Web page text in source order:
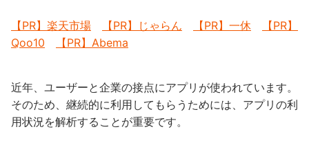
【PR】楽天市場 【PR】じゃらん 【PR】一休
【PR】
Qoo10
【PR】Abema
近年、ユーザーと企業の接点にアプリが使われています。
そのため、継続的に利用してもらうためには、アプリの利
用状況を解析することが重要です。